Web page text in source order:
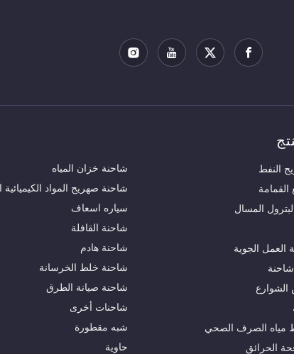
النفط
المسال
الجوية
مياه الصرف الصحي
الحرائق
شاحنة خزان المياه
شاحنة صهريج المواد الكيميائية
سياره اسعاف
شاحنة القافلة
شاحنة هادم
شاحنة خلط الخرسانة
شاحنة صيانة الطرق
شاحنات أخرى
شبه مقطورة
حاوية